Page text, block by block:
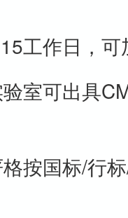
工作日，
室可出具
按国标/行